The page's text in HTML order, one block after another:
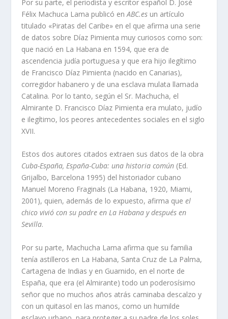
Por su parte, el periodista y escritor español D. José
Félix Machuca Lama publicó enABC.es un artí­culo
titulado «Piratas del Caribe» en el que afirma una serie
de datos sobre Dí­az Pimienta muy curiosos como son:
que nació en La Habana en 1594, que era de
ascendencia judí­a portuguesa y que era hijo ilegí­timo
de Francisco Dí­az Pimienta (nacido en Canarias),
corregidor habanero y de una esclava mulata llamada
Catalina. Por lo tanto, según el Sr. Machucha, el
Almirante D. Francisco Dí­az Pimienta era mulato, judí­o
e ilegí­timo, los peores antecedentes sociales en el siglo
XVII.
Estos dos autores citados extraen sus datos de la obra
Cuba-España, España-Cuba: una historia común (Ed.
Grijalbo, Barcelona 1995) del historiador cubano
Manuel Moreno Fraginals (La Habana, 1920, Miami,
2001), quien, además de lo expuesto, afirma queel
chico vivió con su padre en La Habana y después en
Sevilla.
Por su parte, Machucha Lama afirma que su familia
tení­a astilleros en La Habana, Santa Cruz de La Palma,
Cartagena de Indias y en Guarnido, en el norte de
España, que era (el Almirante) todo un poderosí­simo
señor que no muchos años atrás caminaba descalzo y
con un quitasol en las manos, como un humilde